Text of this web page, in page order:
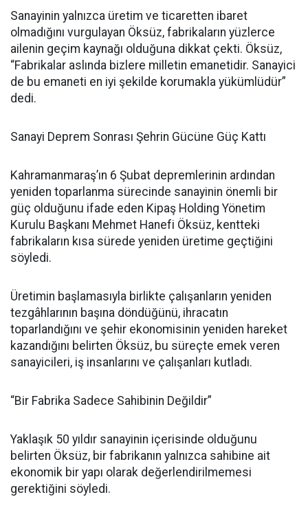
Sanayinin yalnızca üretim ve ticaretten ibaret
olmadığını vurgulayan Öksüz, fabrikaların yüzlerce
ailenin geçim kaynağı olduğuna dikkat çekti. Öksüz,
“Fabrikalar aslında bizlere milletin emanetidir. Sanayici
de bu emaneti en iyi şekilde korumakla yükümlüdür”
dedi.
Sanayi Deprem Sonrası Şehrin Gücüne Güç Kattı
Kahramanmaraş’ın 6 Şubat depremlerinin ardından
yeniden toparlanma sürecinde sanayinin önemli bir
güç olduğunu ifade eden Kipaş Holding Yönetim
Kurulu Başkanı Mehmet Hanefi Öksüz, kentteki
fabrikaların kısa sürede yeniden üretime geçtiğini
söyledi.
Üretimin başlamasıyla birlikte çalışanların yeniden
tezgâhlarının başına döndüğünü, ihracatın
toparlandığını ve şehir ekonomisinin yeniden hareket
kazandığını belirten Öksüz, bu süreçte emek veren
sanayicileri, iş insanlarını ve çalışanları kutladı.
“Bir Fabrika Sadece Sahibinin Değildir”
Yaklaşık 50 yıldır sanayinin içerisinde olduğunu
belirten Öksüz, bir fabrikanın yalnızca sahibine ait
ekonomik bir yapı olarak değerlendirilmemesi
gerektiğini söyledi.